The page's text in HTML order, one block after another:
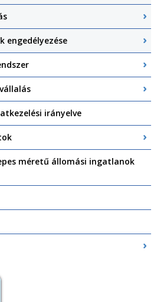
engedélyezése
irányelve
méretű állomási ingatlanok